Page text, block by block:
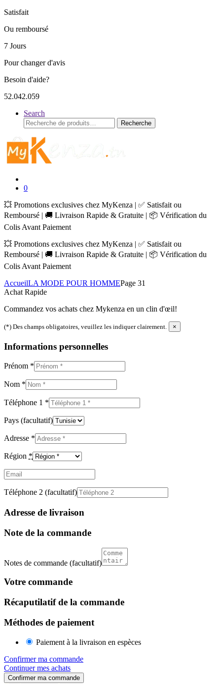
Satisfait
Ou remboursé
7 Jours
Pour changer d'avis
Besoin d'aide?
52.042.059
Search
Recherche
pour :
Recherche
0
💥 Promotions exclusives chez MyKenza | ✅ Satisfait ou
Remboursé | 🚚 Livraison Rapide & Gratuite | 📦 Vérification du
Colis Avant Paiement
💥 Promotions exclusives chez MyKenza | ✅ Satisfait ou
Remboursé | 🚚 Livraison Rapide & Gratuite | 📦 Vérification du
Colis Avant Paiement
AccueilLA MODE POUR HOMMEPage 31
Achat Rapide
Commandez vos achats chez Mykenza en un clin d'œil!
(*) Des champs obligatoires, veuillez les indiquer clairement. ×
Informations personnelles
Prénom *
Nom *
Téléphone 1 *
Pays (facultatif)
Adresse *
Région *
Email
Téléphone 2 (facultatif)
Adresse de livraison
Note de la commande
Notes de commande (facultatif)
Votre commande
Récaputilatif de la commande
Méthodes de paiement
Paiement à la livraison en espèces
Confirmer ma commande
Continuer mes achats
Confirmer ma commande